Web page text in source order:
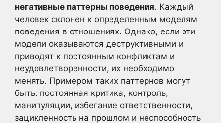
негативные паттерны поведения. Каждый
человек склонен к определенным моделям
поведения в отношениях. Однако, если эти
модели оказываются деструктивными и
приводят к постоянным конфликтам и
неудовлетворенности, их необходимо
менять. Примером таких паттернов могут
быть: постоянная критика, контроль,
манипуляции, избегание ответственности,
зацикленность на прошлом и неспособность